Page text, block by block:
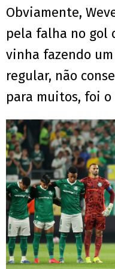
Obviamente,
pela falha no gol
vinha fazendo
regular, não
para muitos, foi